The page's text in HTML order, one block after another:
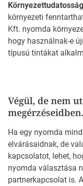
Környezettudatosság
környezeti
Kft. nyomda
hogy használnak-e
típusú tintákat
Végül, de nem
megérzéseidben.
Ha egy nyomda
elvárásaidnak, de
kapcsolatot, lehet,
nyomda választása
partnerkapcsolat is.